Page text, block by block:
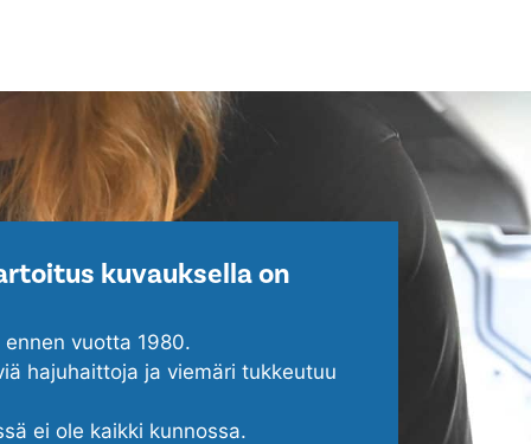
kuvauksella on
vuotta 1980.
hajuhaittoja ja viemäri tukkeutuu
ei ole kaikki kunnossa.